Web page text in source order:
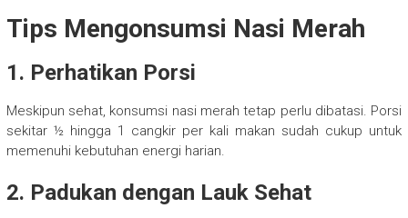
Tips Mengonsumsi Nasi Merah
1. Perhatikan Porsi
Meskipun sehat, konsumsi nasi merah tetap perlu dibatasi. Porsi
sekitar ½ hingga 1 cangkir per kali makan sudah cukup untuk
memenuhi kebutuhan energi harian.
2. Padukan dengan Lauk Sehat